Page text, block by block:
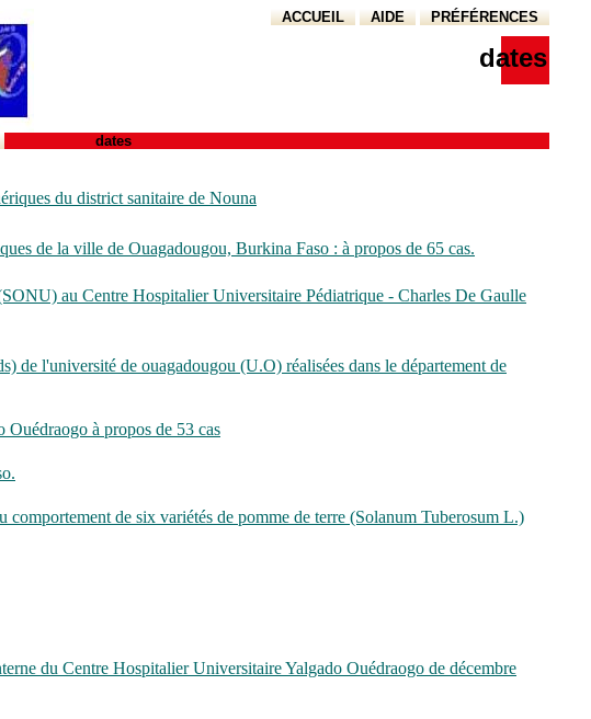
ACCUEIL AIDE PRÉFÉRENCES
dates
dates
du district sanitaire de Nouna
de la ville de Ouagadougou, Burkina Faso : à propos de 65 cas.
au Centre Hospitalier Universitaire Pédiatrique - Charles De Gaulle
de l'université de ouagadougou (U.O) réalisées dans le département de
Ouédraogo à propos de 53 cas
de six variétés de pomme de terre (Solanum Tuberosum L.)
du Centre Hospitalier Universitaire Yalgado Ouédraogo de décembre